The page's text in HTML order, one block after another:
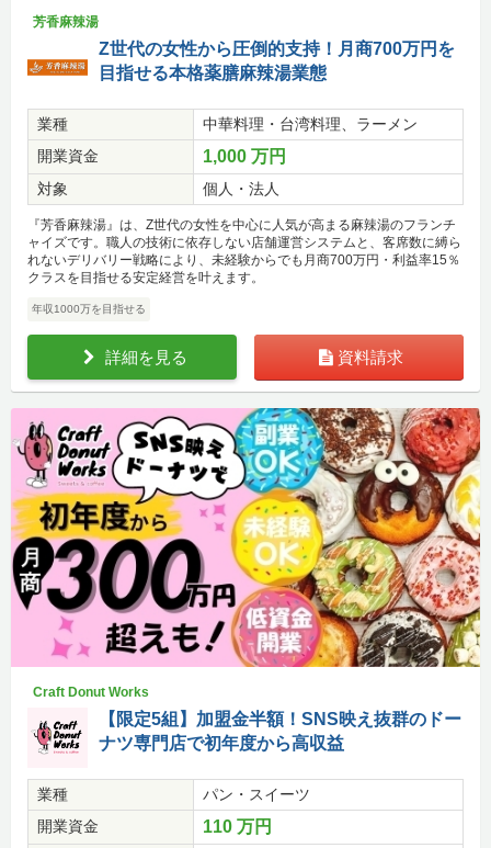
芳香麻辣湯
Z世代の女性から圧倒的支持！月商700万円を
目指せる本格薬膳麻辣湯業態
業種
中華料理・台湾料理、ラーメン
開業資金
1,000 万円
対象 個人・法人
『芳香麻辣湯』は、Z世代の女性を中心に人気が高まる麻辣湯のフランチ
ャイズです。職人の技術に依存しない店舗運営システムと、客席数に縛ら
れないデリバリー戦略により、未経験からでも月商700万円・利益率15％
クラスを目指せる安定経営を叶えます。
年収1000万を目指せる
詳細を見る 資料請求
Craft Donut Works
【限定5組】加盟金半額！SNS映え抜群のドー
ナツ専門店で初年度から高収益
業種
パン・スイーツ
開業資金
110 万円